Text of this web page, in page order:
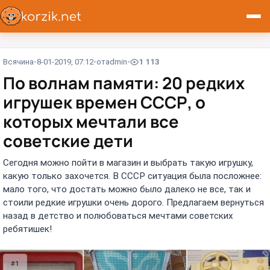
Всячина 8-01-2019, 07:12 отadmin 1 113
По волнам памяти: 20 редких
игрушек времен СССР, о
которых мечтали все
советские дети
Сегодня можно пойти в магазин и выбрать такую игрушку,
какую только захочется. В СССР ситуация была посложнее:
мало того, что достать можно было далеко не все, так и
стоили редкие игрушки очень дорого. Предлагаем вернуться
назад в детство и полюбоваться мечтами советских
ребятишек!
#1